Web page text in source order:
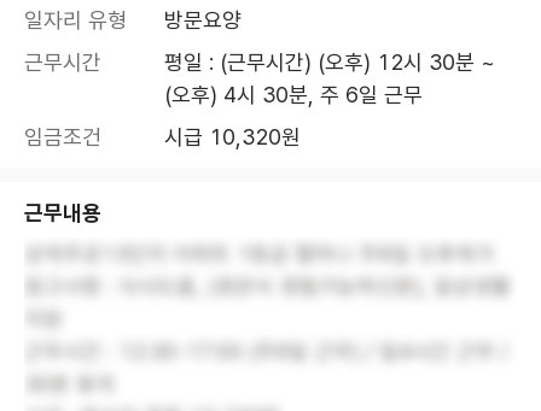
일자리 유형
방문요양
근무시간
평일 : (근무시간) (오후) 12시 30분 ~
(오후) 4시 30분, 주 6일 근무
임금조건
시급 10,320원
근무내용